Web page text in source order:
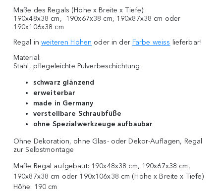
Maße des Regals (Höhe x Breite x Tiefe):
190x48x38 cm, 190x67x38 cm, 190x87x38 cm oder
190x106x38 cm
Regal inweiteren Höhen oder in der Farbe weiss lieferbar!
Material:
Stahl, pflegeleichte Pulverbeschichtung
schwarz glänzend
erweiterbar
made in Germany
verstellbare Schraubfüße
ohne Spezialwerkzeuge aufbaubar
Ohne Dekoration, ohne Glas- oder Dekor-Auflagen, Regal
zur Selbstmontage
Maße Regal aufgebaut: 190x48x38 cm, 190x67x38 cm,
190x87x38 cm oder 190x106x38 cm (Höhe x Breite x Tiefe)
Höhe: 190 cm